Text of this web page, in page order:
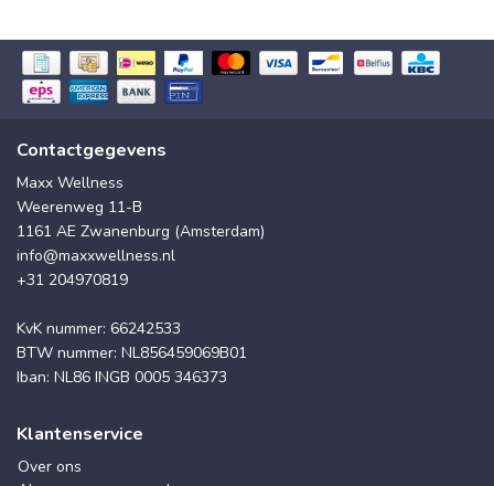
Contactgegevens
Maxx Wellness
Weerenweg 11-B
1161 AE Zwanenburg (Amsterdam)
info@maxxwellness.nl
+31 204970819
KvK nummer: 66242533
BTW nummer: NL856459069B01
Iban: NL86 INGB 0005 346373
Klantenservice
Over ons